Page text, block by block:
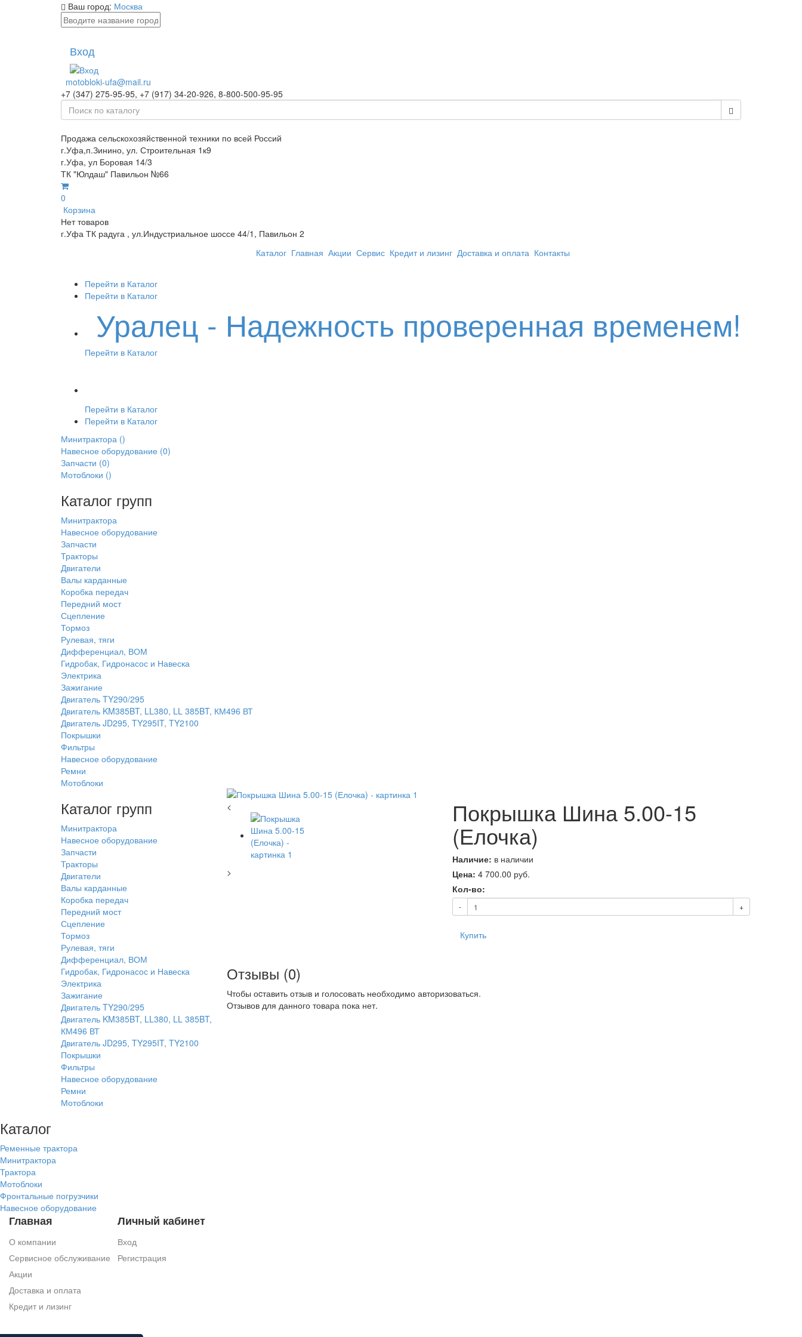
Ваш город: Москва
Вход
motobloki-ufa@mail.ru
+7 (347) 275-95-95, +7 (917) 34-20-926, 8-800-500-95-95
Продажа сельскохозяйственной техники по всей Россий
г.Уфа,п.Зинино, ул. Строительная 1к9
г.Уфа, ул Боровая 14/3
ТК "Юлдаш" Павильон №66
0
Корзина
Нет товаров
г.Уфа ТК радуга , ул.Индустриальное шоссе 44/1, Павильон 2
Каталог Главная Акции Сервис Кредит и лизинг Доставка и оплата Контакты
Перейти в Каталог
Перейти в Каталог
Уралец - Надежность проверенная временем!
Перейти в Каталог
Перейти в Каталог
Перейти в Каталог
Минитрактора ()
Навесное оборудование (0)
Запчасти (0)
Мотоблоки ()
Каталог групп
Минитрактора
Навесное оборудование
Запчасти
Тракторы
Двигатели
Валы карданные
Коробка передач
Передний мост
Сцепление
Тормоз
Рулевая, тяги
Дифференциал, ВОМ
Гидробак, Гидронасос и Навеска
Электрика
Зажигание
Двигатель TY290/295
Двигатель KM385BT, LL380, LL 385BT, КМ496 ВТ
Двигатель JD295, TY295IT, TY2100
Покрышки
Фильтры
Навесное оборудование
Ремни
Мотоблоки
Каталог групп
Минитрактора
Навесное оборудование
Запчасти
Тракторы
Двигатели
Валы карданные
Коробка передач
Передний мост
Сцепление
Тормоз
Рулевая, тяги
Дифференциал, ВОМ
Гидробак, Гидронасос и Навеска
Электрика
Зажигание
Двигатель TY290/295
Двигатель KM385BT, LL380, LL 385BT,
КМ496 ВТ
Двигатель JD295, TY295IT, TY2100
Покрышки
Фильтры
Навесное оборудование
Ремни
Мотоблоки
<
>
Покрышка Шина 5.00-15
(Елочка)
Наличие: в наличии
Цена: 4 700.00 руб.
Кол-во:
- +
Купить
Отзывы (0)
Чтобы оcтавить отзыв и голосовать необходимо авторизоваться.
Отзывов для данного товара пока нет.
Каталог
Ременные трактора
Минитрактора
Трактора
Мотоблоки
Фронтальные погрузчики
Навесное оборудование
Главная
О компании
Сервисное обслуживание
Акции
Доставка и оплата
Кредит и лизинг
Личный кабинет
Вход
Регистрация